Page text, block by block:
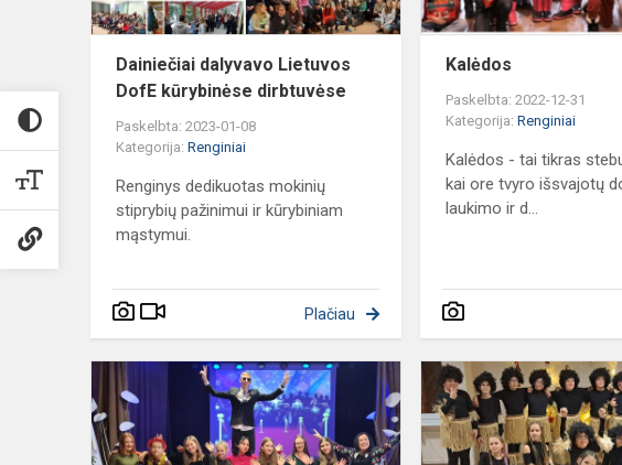
Dainiečiai dalyvavo Lietuvos
DofE kūrybinėse dirbtuvėse
Paskelbta: 2023-01-08
Kategorija: Renginiai
Renginys dedikuotas mokinių
stiprybių pažinimui ir kūrybiniam
mąstymui.
Plačiau
Kalėdos
Paskelbta: 2022-12-31
Kategorija:Renginiai
Kalėdos - tai tikras
kai ore tvyro išsvajotų
laukimo ir d...
Kaukių
puota
„Filmų
herojai“